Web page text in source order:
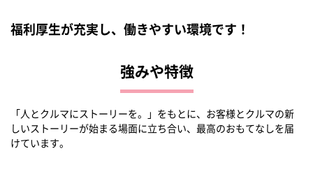
福利厚生が充実し、働きやすい環境です！
強みや特徴
「人とクルマにストーリーを。」をもとに、お客様とクルマの新
しいストーリーが始まる場面に立ち合い、最高のおもてなしを届
けています。